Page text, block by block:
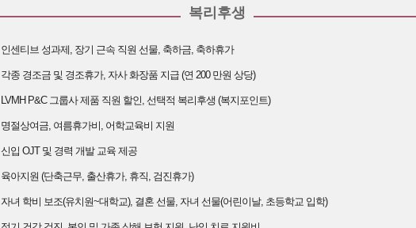
복리후생
인센티브 성과제, 장기 근속 직원 선물, 축하금, 축하휴가
각종 경조금 및 경조휴가, 자사 화장품 지급 (연 200 만원 상당)
LVMH P&C 그룹사 제품 직원 할인, 선택적 복리후생 (복지포인트)
명절상여금, 여름휴가비, 어학교육비 지원
신입 OJT 및 경력 개발 교육 제공
육아지원 (단축근무, 출산휴가, 휴직, 검진휴가)
자녀 학비 보조(유치원~대학교), 결혼 선물, 자녀 선물(어린이날, 초등학교 입학)